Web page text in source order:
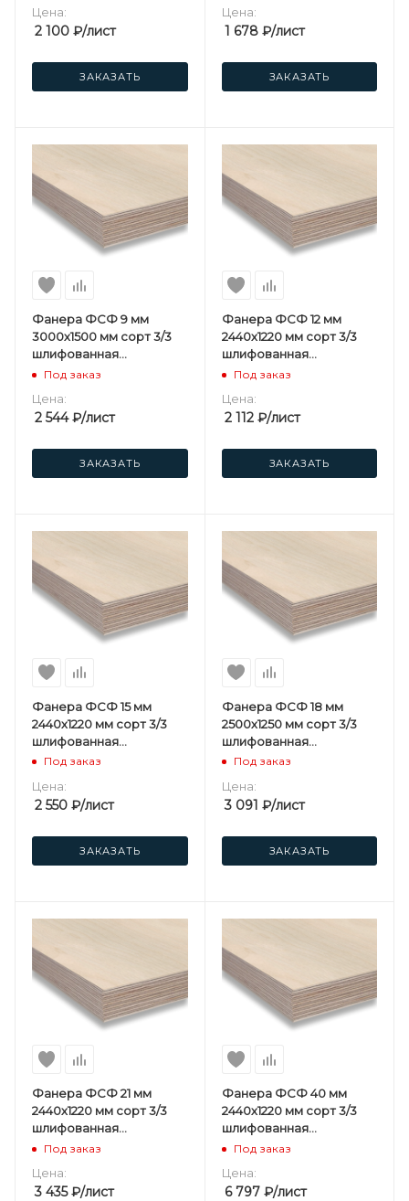
Цена:
2 100 ₽/лист
ЗАКАЗАТЬ
Цена:
1 678₽/лист
ЗАКАЗАТЬ
Фанера ФСФ 9 мм
3000х1500 мм сорт 3/3
шлифованная
березовая
Под заказ
Цена:
2 544₽/лист
ЗАКАЗАТЬ
Фанера ФСФ 12 мм
2440х1220 мм сорт 3/3
шлифованная
березовая
Под заказ
Цена:
2 112₽/лист
ЗАКАЗАТЬ
Фанера ФСФ 15 мм
2440х1220 мм сорт 3/3
шлифованная
березовая
Под заказ
Цена:
2 550 ₽/лист
ЗАКАЗАТЬ
Фанера ФСФ 18 мм
2500х1250 мм сорт 3/3
шлифованная
березовая
Под заказ
Цена:
3 091 ₽/лист
ЗАКАЗАТЬ
Фанера ФСФ 21 мм
2440х1220 мм сорт 3/3
шлифованная
березовая
Под заказ
Цена:
3 435₽/лист
Фанера ФСФ 40 мм
2440х1220 мм сорт 3/3
шлифованная
березовая
Под заказ
Цена:
6 797₽/лист